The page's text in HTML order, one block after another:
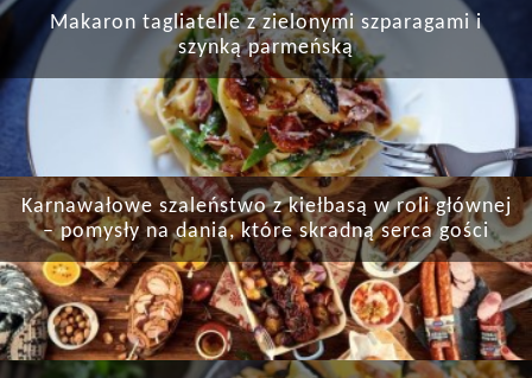
Makaron tagliatelle z zielonymi szparagami i
szynką parmeńską
Karnawałowe szaleństwo z kiełbasą w roli głównej
– pomysły na dania, które skradną serca gości